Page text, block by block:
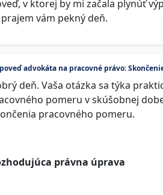
v ktorej by mi začala plynúť
vám pekný deň.
advokáta na pracovné právo:
deň. Vaša otázka sa týka
pomeru v skúšobnej
pracovného pomeru.
právna úprava